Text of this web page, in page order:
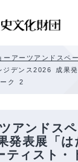
ーアーツアンドスペ
ジデンス2026 成果
ーク 2
アンドス
発表展「は
ティスト・